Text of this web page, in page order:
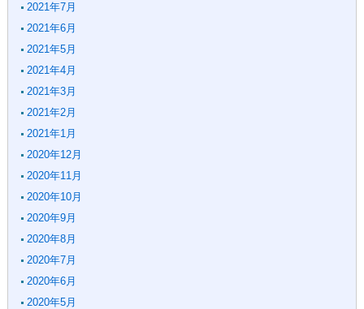
2021年7月
2021年6月
2021年5月
2021年4月
2021年3月
2021年2月
2021年1月
2020年12月
2020年11月
2020年10月
2020年9月
2020年8月
2020年7月
2020年6月
2020年5月